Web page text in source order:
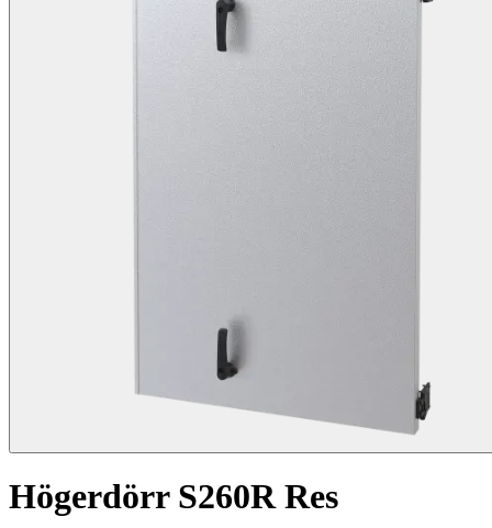
Högerdörr S260R Res